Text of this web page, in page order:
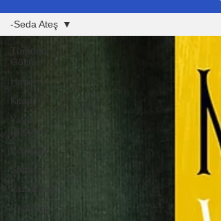
Tümünü
Göster
Haber
Kitap
Yayın
Dünyası
Edebiyat
Sanat
Yazı-Eleştiri
Röportaj
-Seda Ateş